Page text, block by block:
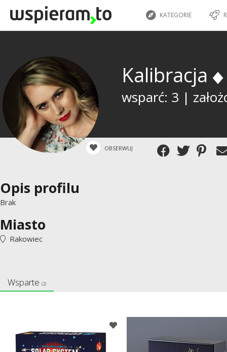
KATEGORIE
Kalibracja
wsparć: 3 |
OBSERWUJ
Opis profilu
Brak
Miasto
Rakowiec
Wsparte (2)